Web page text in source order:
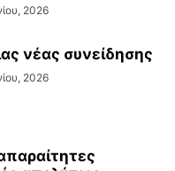
2026
νέας συνείδησης
2026